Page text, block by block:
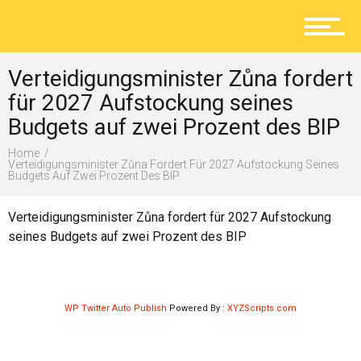
Lokal
Ratgeber
Service
Verteidigungsminister Zůna fordert
für 2027 Aufstockung seines
Budgets auf zwei Prozent des BIP
Home
Verteidigungsminister Zůna Fordert Für 2027 Aufstockung Seines
Budgets Auf Zwei Prozent Des BIP
Verteidigungsminister Zůna fordert für 2027 Aufstockung
seines Budgets auf zwei Prozent des BIP
WP Twitter Auto Publish Powered By : XYZScripts.com